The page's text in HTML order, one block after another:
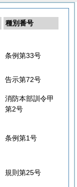
種別番号
条例第33号
告示第72号
消防本部訓令甲
第2号
条例第1号
規則第25号